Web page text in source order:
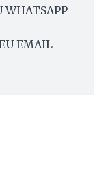
WHATSAPP
EMAIL